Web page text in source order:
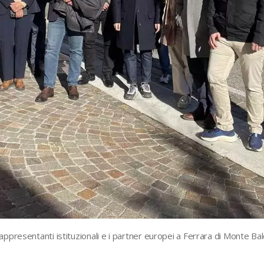
istituzionali e i partner europei a Ferrara di Monte